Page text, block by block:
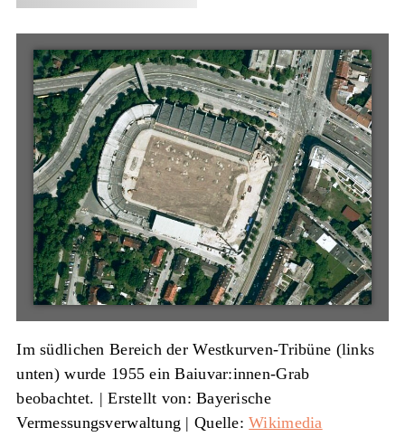
Im südlichen Bereich der Westkurven-Tribüne (links
unten) wurde 1955 ein Baiuvar:innen-Grab
beobachtet. |Erstellt von: Bayerische
Vermessungsverwaltung | Quelle:Wikimedia